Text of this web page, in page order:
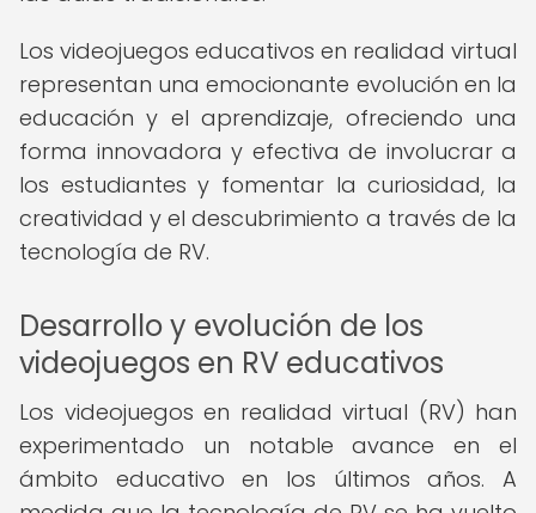
Los videojuegos educativos en realidad virtual
representan una emocionante evolución en la
educación y el aprendizaje, ofreciendo una
forma innovadora y efectiva de involucrar a
los estudiantes y fomentar la curiosidad, la
creatividad y el descubrimiento a través de la
tecnología de RV.
Desarrollo y evolución de los
videojuegos en RV educativos
Los videojuegos en realidad virtual (RV) han
experimentado un notable avance en el
ámbito educativo en los últimos años. A